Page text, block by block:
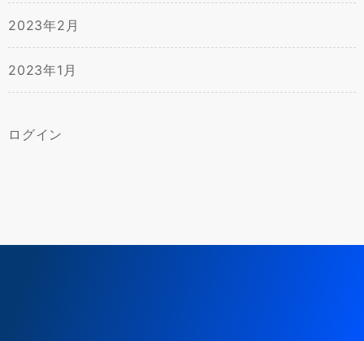
2023年2月
2023年1月
ログイン